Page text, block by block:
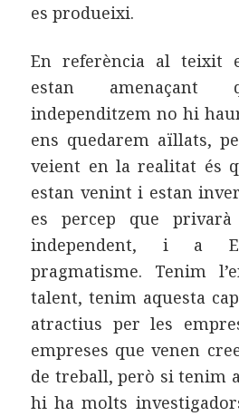
es produeixi.
En referència al teixit
estan
independitzem no hi
ens quedarem aïllats,
veient en la realitat és
estan venint i estan
es percep que
independent, i a
pragmatisme. Tenim
talent, tenim aquesta
atractius per les
empreses que venen
de treball, però si tenim
hi ha molts